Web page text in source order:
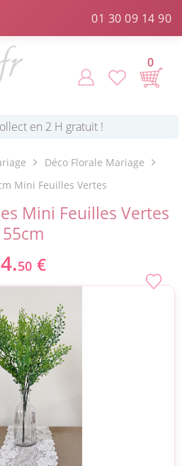
01 30 09 14 90
0
expédiée en 24h ! *
gratuit dès 89 € !
en 4X sans frais
Déco Florale Mariage
Mini Feuilles Vertes
Mini Feuilles Vertes
55cm
4.50 €